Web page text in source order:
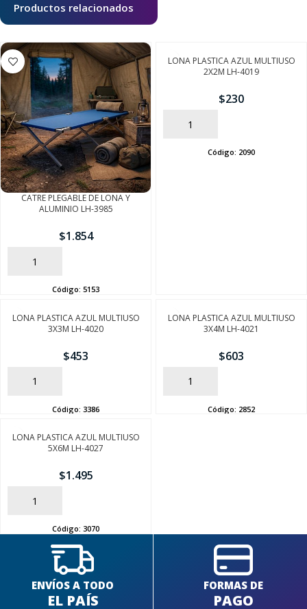
Productos relacionados
CATRE PLEGABLE DE LONA Y
ALUMINIO LH-3985
$1.854
AÑADIR
Código: 5153
LONA PLASTICA AZUL MULTIUSO
2X2M LH-4019
$230
AÑADIR
Código: 2090
LONA PLASTICA AZUL MULTIUSO
3X3M LH-4020
$453
AÑADIR
Código: 3386
LONA PLASTICA AZUL MULTIUSO
3X4M LH-4021
$603
AÑADIR
Código: 2852
LONA PLASTICA AZUL MULTIUSO
5X6M LH-4027
$1.495
AÑADIR
Código: 3070
ENVÍOS A TODO
EL PAÍS
FORMAS DE
PAGO
SEGUÍ COMPRANDO